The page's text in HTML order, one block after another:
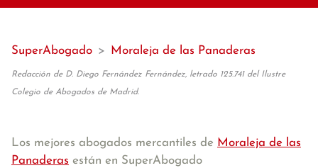
SuperAbogado > Moraleja de las Panaderas
Redacción de D. Diego Fernández Fernández, letrado 125.741 del Ilustre
Colegio de Abogados de Madrid.
Los mejores abogados mercantiles de Moraleja de las
Panaderas están en SuperAbogado